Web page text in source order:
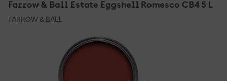
Farrow & Ball Estate Eggshell Romesco CB4 5 L
FARROW & BALL